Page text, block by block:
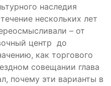
наследия
нескольких лет
– от
центр до
как торгового
совещании глава
почему эти варианты в